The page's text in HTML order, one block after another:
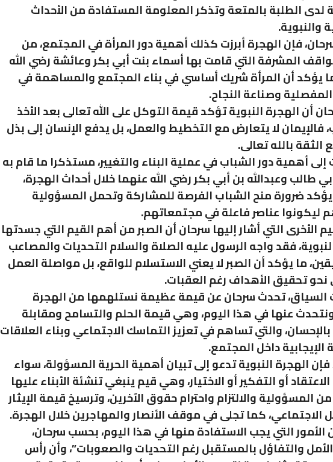
لدى الطلبة بالمتعة وتذكر المعلومة المستفادة من الأحداث
والنبوية.
فإن الهجرة أبرزت كذلك أهمية دور المرأة في المجتمع، من
المشرفة التي قامت بها أسماء بنت أبي بكر وعائشة رضي الله
يؤكد أن المرأة شريك أساسي في بناء المجتمع والمساهمة في
وصناعة النجاح.
أن الهجرة النبوية تؤكد قيمة التوكل على الله تعالى بعد الأخذ
فالإيمان لا يتعارض مع التخطيط والعمل، بل يدفع الإنسان إلى بذل
الثقة بالله تعالى.
أهمية دور الشباب في عملية البناء والتغيير، مستذكرا ما قام به
طالب وعبدالله بن أبي بكر رضي الله عنهما خلال أحداث الهجرة،
ضرورة منح الشباب الفرصة للمشاركة وتحمل المسؤولية
ليكونوا عناصر فاعلة في مجتمعاتهم.
الأخرى التي أشار إليها سرحان أن الصبر من أهم القيم التي جسدتها
فقد واجه الرسول عليه الصلاة والسلام التحديات والمصاعب
ما يؤكد أن الصبر لا يعني الاستسلام للواقع، بل مواصلة العمل
تحقيق الأهداف رغم العقبات.
السياق، تحدث سرحان عن قيمة عظيمة نستلهمها من الهجرة
ونتحدث عنها في هذا اليوم، وهي قيمة الحلم والتسامح ومقابلة
والتي تساهم في تعزيز التماسك الاجتماعي وبناء العلاقات
الإيجابية داخل المجتمع.
فإن الهجرة النبوية تدعو إلى تبيان أهمية الحرية المسؤولة، سواء
أو التفكير أو الاختيار، وهي قيم ينبغي تنشئة الأبناء عليها
المسؤولية والالتزام واحترام حقوق الآخرين، وترسيخ قيمة الإيثار
الاجتماعي، كما تجلى في موقف الأنصار والمهاجرين خلال الهجرة.
التي يجب الاستفادة منها في هذا اليوم، بحسب سرحان،
والتفاؤل بالمستقبل رغم التحديات والصعوبات”، وأن رأس